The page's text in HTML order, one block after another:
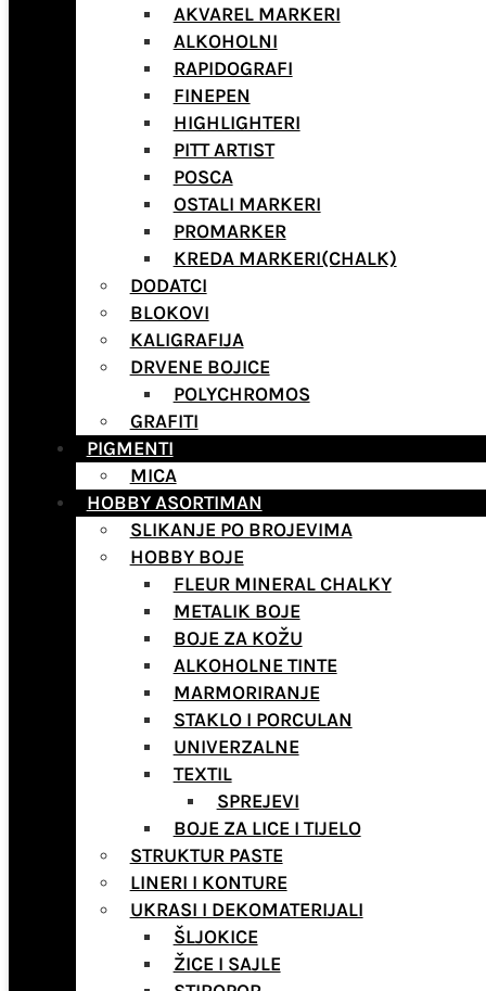
AKVAREL MARKERI
ALKOHOLNI
RAPIDOGRAFI
FINEPEN
HIGHLIGHTERI
PITT ARTIST
POSCA
OSTALI MARKERI
PROMARKER
KREDA MARKERI(CHALK)
DODATCI
BLOKOVI
KALIGRAFIJA
DRVENE BOJICE
POLYCHROMOS
GRAFITI
PIGMENTI
MICA
HOBBY ASORTIMAN
SLIKANJE PO BROJEVIMA
HOBBY BOJE
FLEUR MINERAL CHALKY
METALIK BOJE
BOJE ZA KOŽU
ALKOHOLNE TINTE
MARMORIRANJE
STAKLO I PORCULAN
UNIVERZALNE
TEXTIL
SPREJEVI
BOJE ZA LICE I TIJELO
STRUKTUR PASTE
LINERI I KONTURE
UKRASI I DEKOMATERIJALI
ŠLJOKICE
ŽICE I SAJLE